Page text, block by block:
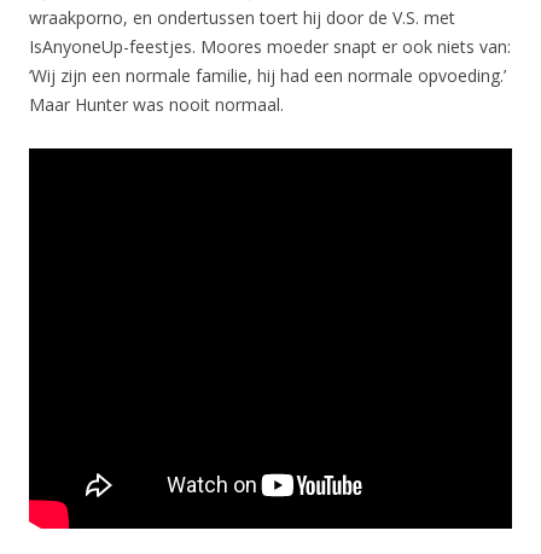
wraakporno, en ondertussen toert hij door de V.S. met
IsAnyoneUp-feestjes. Moores moeder snapt er ook niets van:
‘Wij zijn een normale familie, hij had een normale opvoeding.’
Maar Hunter was nooit normaal.